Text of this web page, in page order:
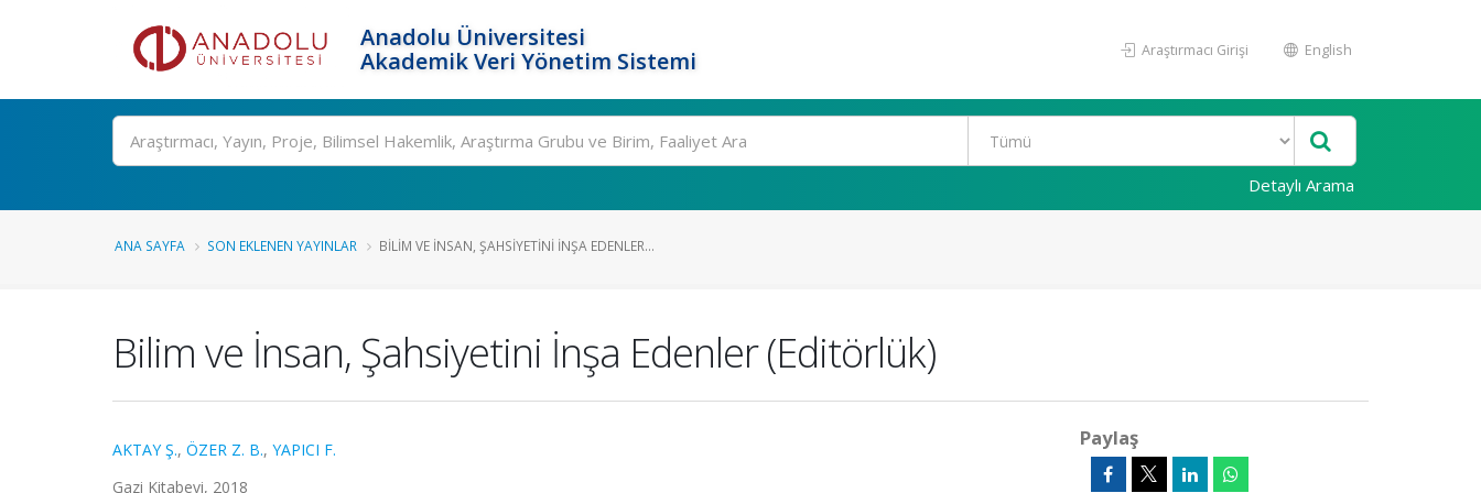
Anadolu Üniversitesi
Akademik Veri Yönetim Sistemi
Araştırmacı Girişi English
Ara
Detaylı Arama
ANA SAYFA SON EKLENEN YAYINLAR BILIM VE İNSAN, ŞAHSIYETINI İNŞA EDENLER...
Bilim ve İnsan, Şahsiyetini İnşa Edenler (Editörlük)
AKTAY Ş., ÖZER Z. B., YAPICI F.
Gazi Kitabevi, 2018
Paylaş